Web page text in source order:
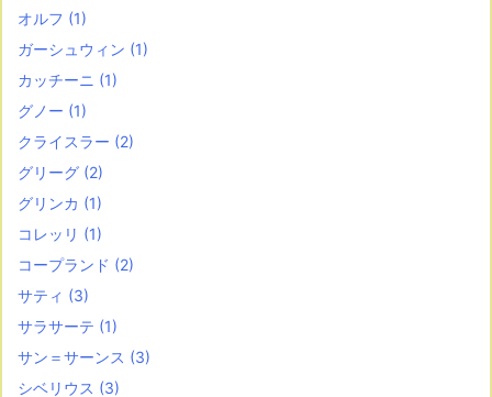
オルフ (1)
ガーシュウィン (1)
カッチーニ (1)
グノー (1)
クライスラー (2)
グリーグ (2)
グリンカ (1)
コレッリ (1)
コープランド (2)
サティ (3)
サラサーテ (1)
サン＝サーンス (3)
シベリウス (3)